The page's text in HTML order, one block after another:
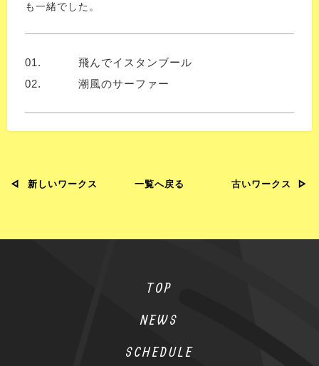
も一緒でした。
01.
飛んでイスタンブール
02.
潮風のサーファー
新しいワークス 一覧へ戻る 古いワークス
TOP
NEWS
SCHEDULE